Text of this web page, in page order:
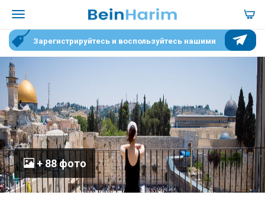
Зарегистрируйтесь и воспользуйтесь нашими
специальными условиями для участников
+ 88 фото